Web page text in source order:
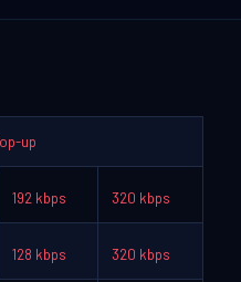
up
192 kbps 320 kbps
128 kbps 320 kbps